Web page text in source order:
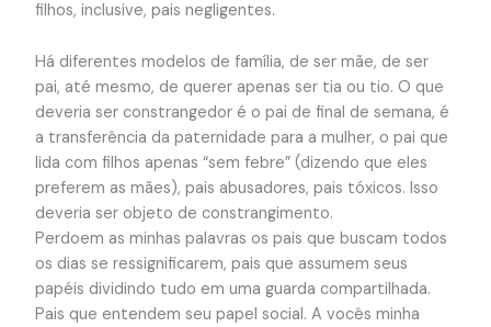
filhos, inclusive, pais negligentes.
Há diferentes modelos de família, de ser mãe, de ser
pai, até mesmo, de querer apenas ser tia ou tio. O que
deveria ser constrangedor é o pai de final de semana, é
a transferência da paternidade para a mulher, o pai que
lida com filhos apenas “sem febre” (dizendo que eles
preferem as mães), pais abusadores, pais tóxicos. Isso
deveria ser objeto de constrangimento.
Perdoem as minhas palavras os pais que buscam todos
os dias se ressignificarem, pais que assumem seus
papéis dividindo tudo em uma guarda compartilhada.
Pais que entendem seu papel social. A vocês minha